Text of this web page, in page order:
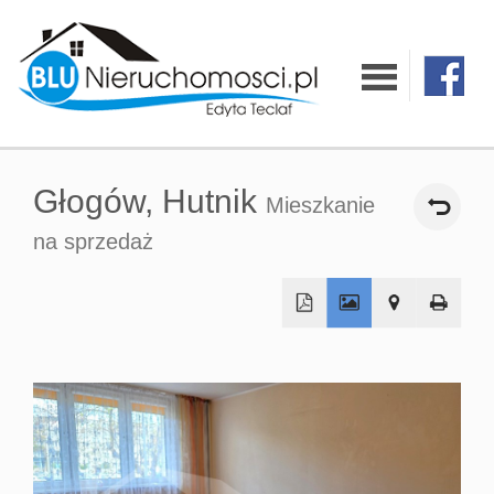
Oferty
Domy
Głogów, Hutnik Mieszkanie
na sprzedaż